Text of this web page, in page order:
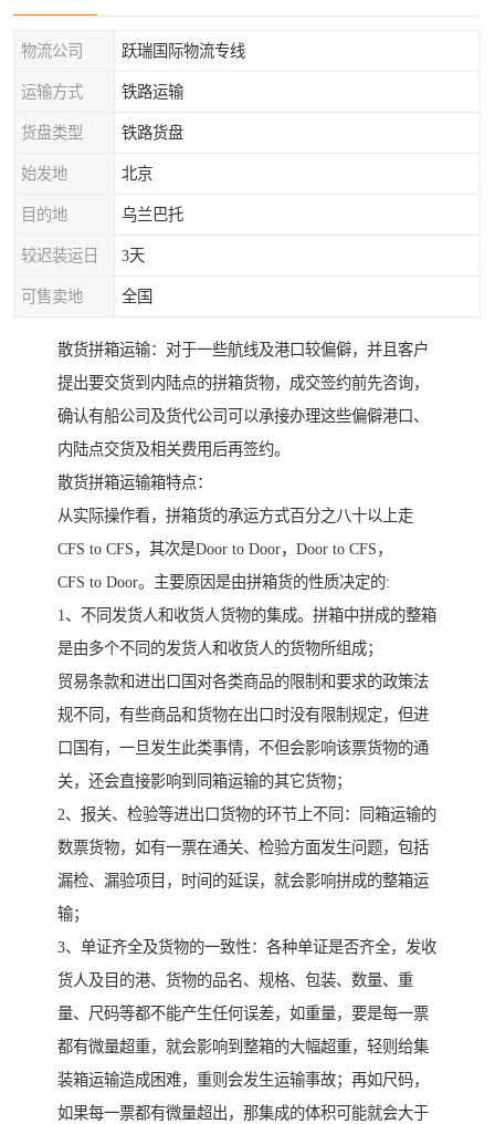
物流公司 跃瑞国际物流专线
运输方式 铁路运输
货盘类型 铁路货盘
始发地 北京
目的地 乌兰巴托
较迟装运日 3天
可售卖地 全国
散货拼箱运输：对于一些航线及港口较偏僻，并且客户
提出要交货到内陆点的拼箱货物，成交签约前先咨询，
确认有船公司及货代公司可以承接办理这些偏僻港口、
内陆点交货及相关费用后再签约。
散货拼箱运输箱特点：
从实际操作看，拼箱货的承运方式百分之八十以上走
CFS to CFS，其次是Door to Door，Door to CFS，
CFS to Door。主要原因是由拼箱货的性质决定的:
1、不同发货人和收货人货物的集成。拼箱中拼成的整箱
是由多个不同的发货人和收货人的货物所组成；
贸易条款和进出口国对各类商品的限制和要求的政策法
规不同，有些商品和货物在出口时没有限制规定，但进
口国有，一旦发生此类事情，不但会影响该票货物的通
关，还会直接影响到同箱运输的其它货物；
2、报关、检验等进出口货物的环节上不同：同箱运输的
数票货物，如有一票在通关、检验方面发生问题，包括
漏检、漏验项目，时间的延误，就会影响拼成的整箱运
输；
3、单证齐全及货物的一致性：各种单证是否齐全，发收
货人及目的港、货物的品名、规格、包装、数量、重
量、尺码等都不能产生任何误差，如重量，要是每一票
都有微量超重，就会影响到整箱的大幅超重，轻则给集
装箱运输造成困难，重则会发生运输事故；再如尺码，
如果每一票都有微量超出，那集成的体积可能就会大于